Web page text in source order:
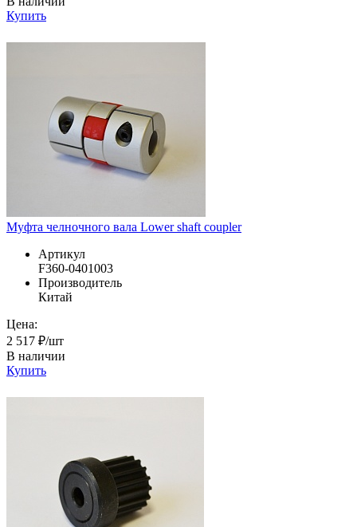
Купить
Муфта челночного вала Lower shaft coupler
Артикул
F360-0401003
Производитель
Китай
Цена:
2 517 ₽/шт
В наличии
Купить